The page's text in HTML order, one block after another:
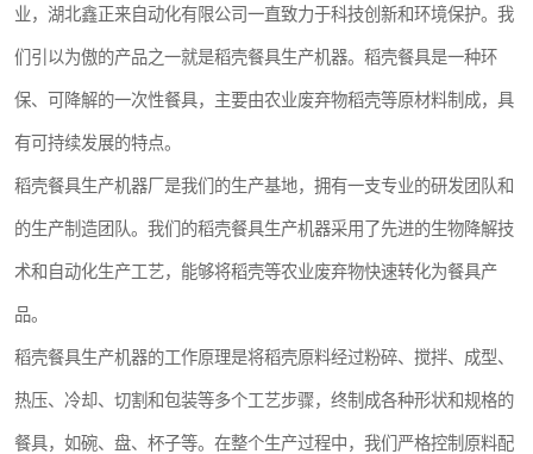
业，湖北鑫正来自动化有限公司一直致力于科技创新和环境保护。我
们引以为傲的产品之一就是稻壳餐具生产机器。稻壳餐具是一种环
保、可降解的一次性餐具，主要由农业废弃物稻壳等原材料制成，具
有可持续发展的特点。
稻壳餐具生产机器厂是我们的生产基地，拥有一支专业的研发团队和
的生产制造团队。我们的稻壳餐具生产机器采用了先进的生物降解技
术和自动化生产工艺，能够将稻壳等农业废弃物快速转化为餐具产
品。
稻壳餐具生产机器的工作原理是将稻壳原料经过粉碎、搅拌、成型、
热压、冷却、切割和包装等多个工艺步骤，终制成各种形状和规格的
餐具，如碗、盘、杯子等。在整个生产过程中，我们严格控制原料配
塑料打包盒
航空餐具
稻壳餐具
降解奶茶杯